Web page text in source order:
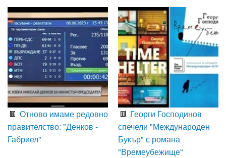
Отново имаме редовно
правителство: "Денков -
Габриел"
Георги Господинов
спечели "Международен
Букър" с романа
"Времеубежище"